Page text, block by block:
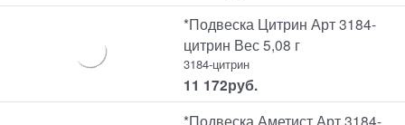
*Подвеска Цитрин Арт 3184-
цитрин Вес 5,08 г
3184-цитрин
11 172руб.
*Подвеска Аметист Арт 3184-